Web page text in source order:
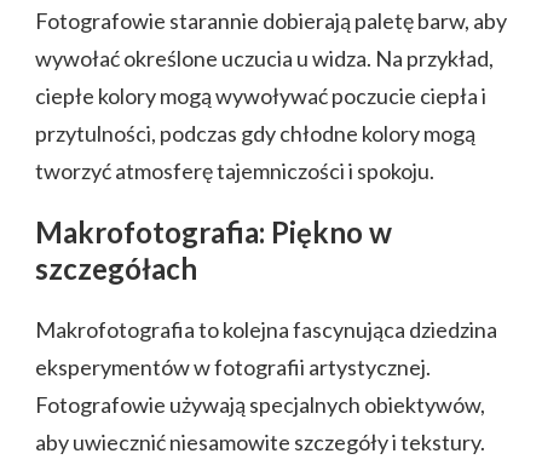
Fotografowie starannie dobierają paletę barw, aby
wywołać określone uczucia u widza. Na przykład,
ciepłe kolory mogą wywoływać poczucie ciepła i
przytulności, podczas gdy chłodne kolory mogą
tworzyć atmosferę tajemniczości i spokoju.
Makrofotografia: Piękno w
szczegółach
Makrofotografia to kolejna fascynująca dziedzina
eksperymentów w fotografii artystycznej.
Fotografowie używają specjalnych obiektywów,
aby uwiecznić niesamowite szczegóły i tekstury.